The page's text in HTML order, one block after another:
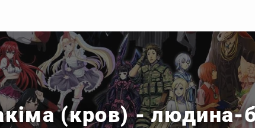
(кров) - людина-